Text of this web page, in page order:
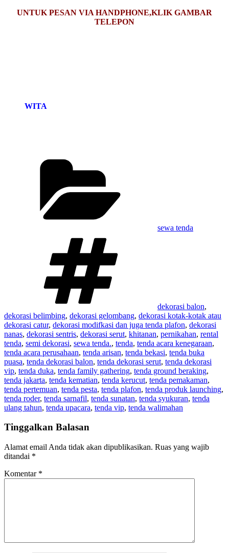
UNTUK PESAN VIA HANDPHONE,KLIK GAMBAR
TELEPON
WITA
sewa tenda
dekorasi balon,
dekorasi belimbing, dekorasi gelombang, dekorasi kotak-kotak atau
dekorasi catur, dekorasi modifkasi dan juga tenda plafon, dekorasi
nanas, dekorasi sentris, dekorasi serut, khitanan, pernikahan, rental
tenda, semi dekorasi, sewa tenda., tenda, tenda acara kenegaraan,
tenda acara perusahaan, tenda arisan, tenda bekasi, tenda buka
puasa, tenda dekorasi balon, tenda dekorasi serut, tenda dekorasi
vip, tenda duka, tenda family gathering, tenda ground beraking,
tenda jakarta, tenda kematian, tenda kerucut, tenda pemakaman,
tenda pertemuan, tenda pesta, tenda plafon, tenda produk launching,
tenda roder, tenda sarnafil, tenda sunatan, tenda syukuran, tenda
ulang tahun, tenda upacara, tenda vip, tenda walimahan
Tinggalkan Balasan
Alamat email Anda tidak akan dipublikasikan. Ruas yang wajib
ditandai *
Komentar *